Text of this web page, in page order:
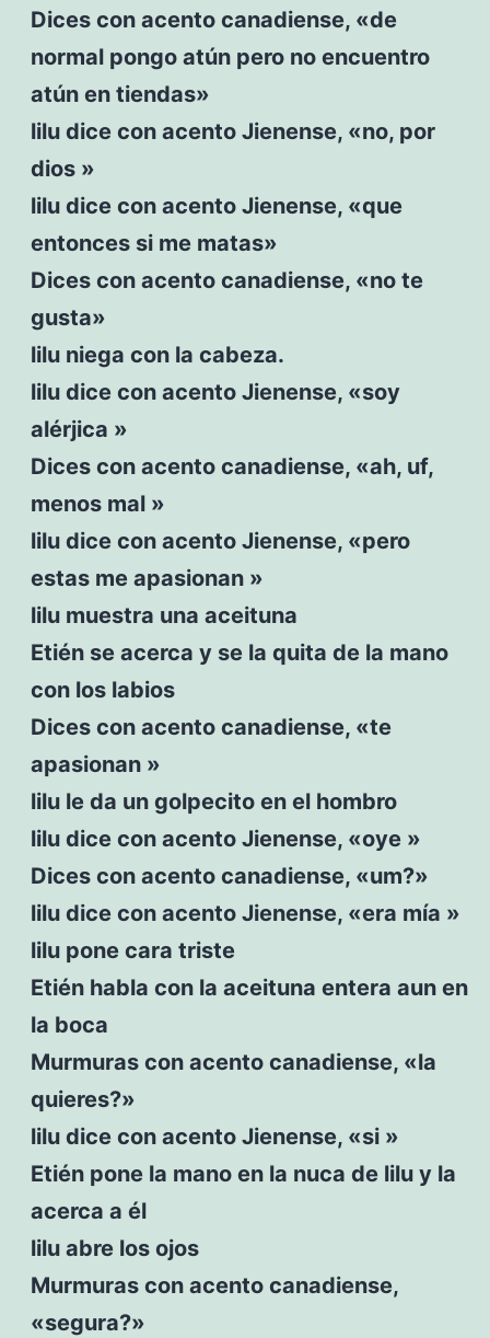
Dices con acento canadiense, «de
normal pongo atún pero no encuentro
atún en tiendas»
lilu dice con acento Jienense, «no, por
dios »
lilu dice con acento Jienense, «que
entonces si me matas»
Dices con acento canadiense, «no te
gusta»
lilu niega con la cabeza.
lilu dice con acento Jienense, «soy
alérjica »
Dices con acento canadiense, «ah, uf,
menos mal »
lilu dice con acento Jienense, «pero
estas me apasionan »
lilu muestra una aceituna
Etién se acerca y se la quita de la mano
con los labios
Dices con acento canadiense, «te
apasionan »
lilu le da un golpecito en el hombro
lilu dice con acento Jienense, «oye »
Dices con acento canadiense, «um?»
lilu dice con acento Jienense, «era mía »
lilu pone cara triste
Etién habla con la aceituna entera aun en
la boca
Murmuras con acento canadiense, «la
quieres?»
lilu dice con acento Jienense, «si »
Etién pone la mano en la nuca de lilu y la
acerca a él
lilu abre los ojos
Murmuras con acento canadiense,
«segura?»